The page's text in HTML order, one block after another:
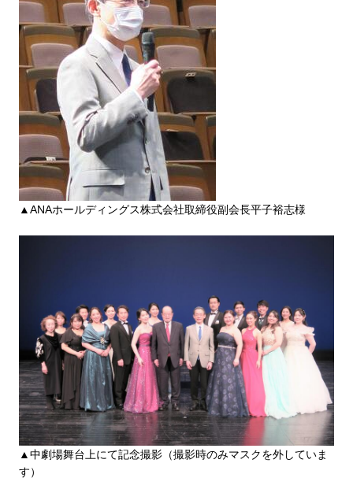
▲ANAホールディングス株式会社取締役副会長平子裕志様
▲中劇場舞台上にて記念撮影（撮影時のみマスクを外していま
す）